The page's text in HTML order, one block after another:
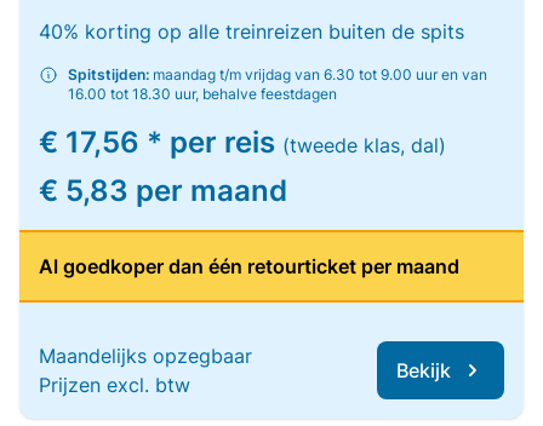
40% korting op alle treinreizen buiten de spits
Spitstijden: maandag t/m vrijdag van 6.30 tot 9.00 uur en van
16.00 tot 18.30 uur, behalve feestdagen
€ 17,56 * per reis (tweede klas, dal)
€ 5,83 per maand
Al goedkoper dan één retourticket per maand
Maandelijks opzegbaar
Prijzen excl. btw
Bekijk